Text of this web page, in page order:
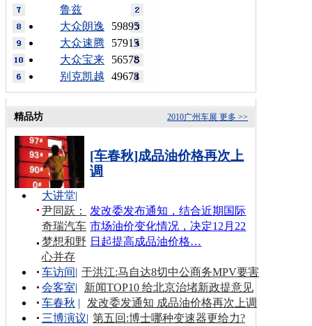
鲁兹
59895
大众朗逸
57915
大众速腾
56578
大众宝来
49678
别克凯越
更多 >>
2010广州车展
精品坊
[车春秋]成品油价格再次上
调
发改委发布通知，结合近期国际
市场油价变化情况，决定12月22
日起提高成品油价格…
大讲堂|
尹同跃：
奇瑞汽车
梦想和野
心并存
车访间| 于洪江:马自达8切中公商务MPV要害
会客室|
新闻TOP10 给北京治堵新政提意见
车春秋 |
发改委发通知 成品油价格再次上调
三博演议| 第五回:博士哪种变速器更给力?